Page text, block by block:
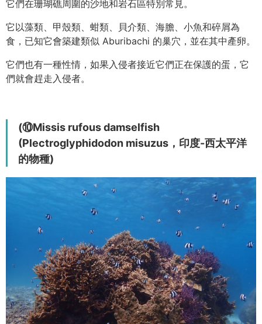
它們在珊瑚礁周圍的沙地和岩石區特別常見。
它以藻類、甲殼類、蚶類、貝介類、海膽、小魚和碎屑為
食，已知它會築建類似 Aburibachi 的巢穴，並在其中產卵。
它們也有一種性情，如果入侵者接近它們正在保護的蛋，它
們就會趕走入侵者。
(⑩Missis rufous damselfish
(Plectroglyphidodon misuzus，印度-西太平洋
的物種)